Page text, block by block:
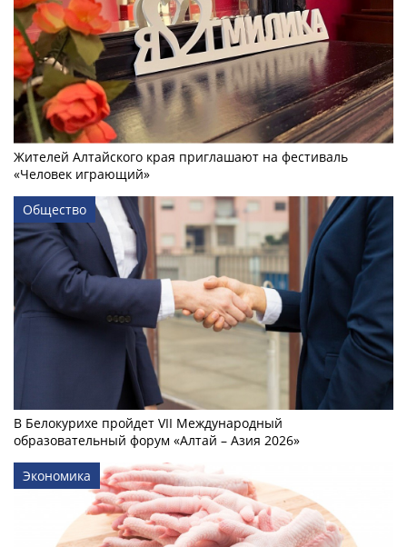
Жителей Алтайского края приглашают на фестиваль
«Человек играющий»
Общество
В Белокурихе пройдет VII Международный
образовательный форум «Алтай – Азия 2026»
Экономика